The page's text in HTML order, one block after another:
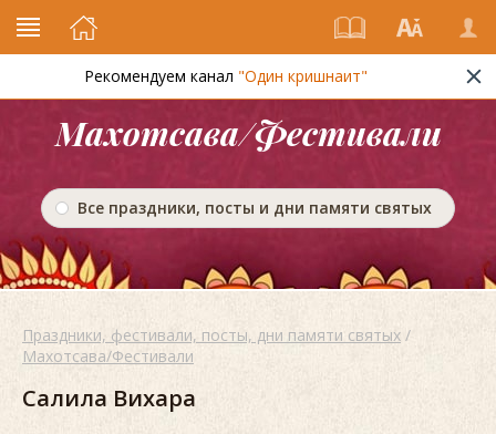
Рекомендуем канал "Один кришнаит"
Махотсава/Фестивали
Все праздники, посты и дни памяти святых
Праздники, фестивали, посты, дни памяти святых /
Махотсава/Фестивали
Салила Вихара